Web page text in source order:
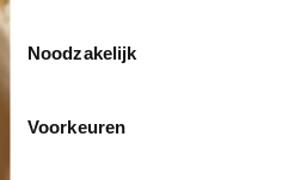
Noodzakelijk
Voorkeuren